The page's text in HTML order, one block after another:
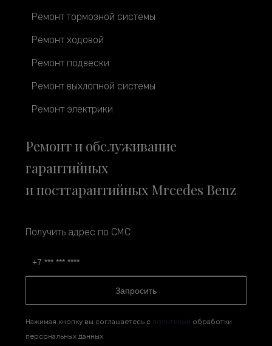
Ремонт тормозной системы
Ремонт ходовой
Ремонт подвески
Ремонт выхлопной системы
Ремонт электрики
Ремонт и обслуживание
гарантийных
и постгарантийных Mrcedes Benz
Получить адрес по СМС
Запросить
Нажимая кнопку вы соглашаетесь с политикой обработки
персональных данных